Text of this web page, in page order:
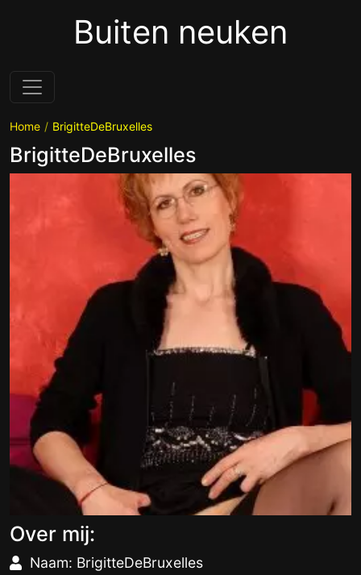
Buiten neuken
Home BrigitteDeBruxelles
BrigitteDeBruxelles
Over mij:
Naam: BrigitteDeBruxelles